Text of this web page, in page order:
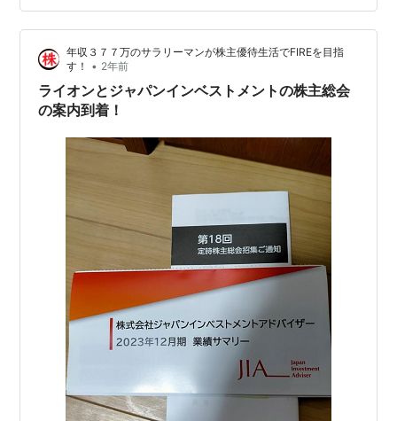
です。 ちなみに、ユニカフェの配当金も入りました。 １
株￥８ｘ１００株＝￥８００です。 今月は３つか４つく
らい優待が届きました。 来月はどのくらい届くのか楽し
みです。
年収３７７万のサラリーマンが株主優待生活でFIREを目指
す！
• 2年前
ライオンとジャパンインベストメントの株主総会
の案内到着！